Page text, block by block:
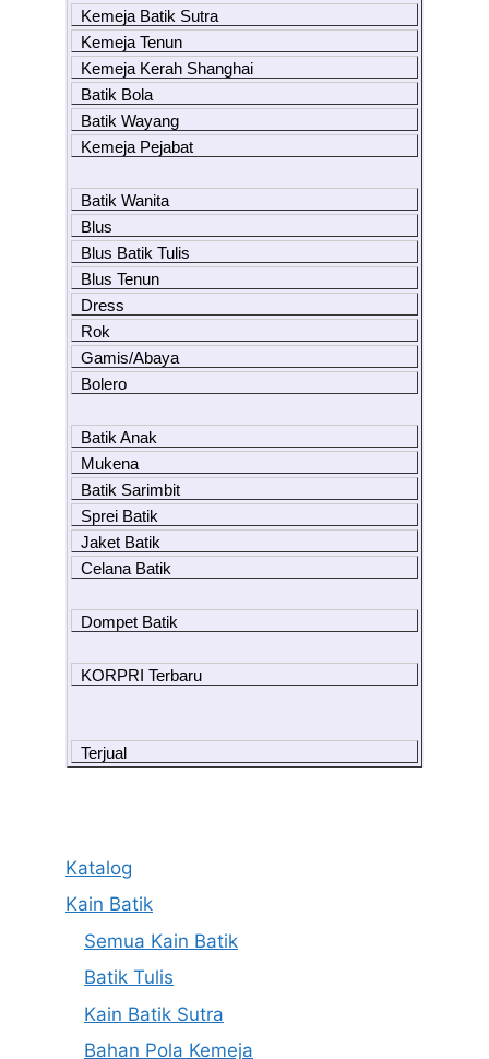
Kemeja Batik Sutra
Kemeja Tenun
Kemeja Kerah Shanghai
Batik Bola
Batik Wayang
Kemeja Pejabat
Batik Wanita
Blus
Blus Batik Tulis
Blus Tenun
Dress
Rok
Gamis/Abaya
Bolero
Batik Anak
Mukena
Batik Sarimbit
Sprei Batik
Jaket Batik
Celana Batik
Dompet Batik
KORPRI Terbaru
Terjual
Katalog
Kain Batik
Semua Kain Batik
Batik Tulis
Kain Batik Sutra
Bahan Pola Kemeja